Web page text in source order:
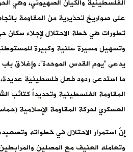
الفلسطينية والكيان الصهيوني، وهي
على صواريخ تحذيرية من المقاومة
تطورات هي خطة الاحتلال لإجلاء
وتسهيل مسيرة علنية وكبيرة
يدعى “يوم القدس الموحدة”، وإغلاق
ما استدعى ردود فعل فلسطينية عديدة،
المقاومة الفلسطينية وتحديداً كتائب
العسكري لحركة المقاومة الإسلامية
إنّ استمرار الاحتلال في خطواته
وتعامله العنيف مع المصلين